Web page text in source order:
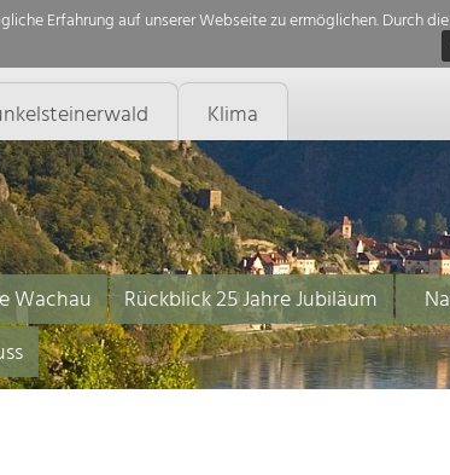
Erfahrung auf unserer Webseite zu ermöglichen. Durch
Klima
Wachau Rückblick 25 Jahre Jubiläum